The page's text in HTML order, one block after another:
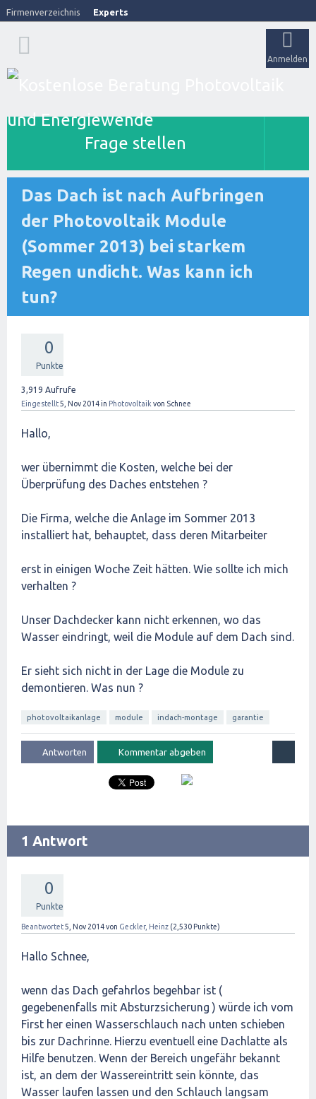
Firmenverzeichnis Experts
Anmelden
Frage stellen
Das Dach ist nach Aufbringen
der Photovoltaik Module
(Sommer 2013) bei starkem
Regen undicht. Was kann ich
tun?
0
Punkte
3,919 Aufrufe
Eingestellt5, Nov 2014in Photovoltaik von Schnee
Hallo,
wer übernimmt die Kosten, welche bei der
Überprüfung des Daches entstehen ?
Die Firma, welche die Anlage im Sommer 2013
installiert hat, behauptet, dass deren Mitarbeiter
erst in einigen Woche Zeit hätten. Wie sollte ich mich
verhalten ?
Unser Dachdecker kann nicht erkennen, wo das
Wasser eindringt, weil die Module auf dem Dach sind.
Er sieht sich nicht in der Lage die Module zu
demontieren. Was nun ?
photovoltaikanlage module indach-montage garantie
1 Antwort
0
Punkte
Beantwortet5, Nov 2014von Geckler, Heinz (2,530 Punkte)
Hallo Schnee,
wenn das Dach gefahrlos begehbar ist (
gegebenenfalls mit Absturzsicherung ) würde ich vom
First her einen Wasserschlauch nach unten schieben
bis zur Dachrinne. Hierzu eventuell eine Dachlatte als
Hilfe benutzen. Wenn der Bereich ungefähr bekannt
ist, an dem der Wassereintritt sein könnte, das
Wasser laufen lassen und den Schlauch langsam